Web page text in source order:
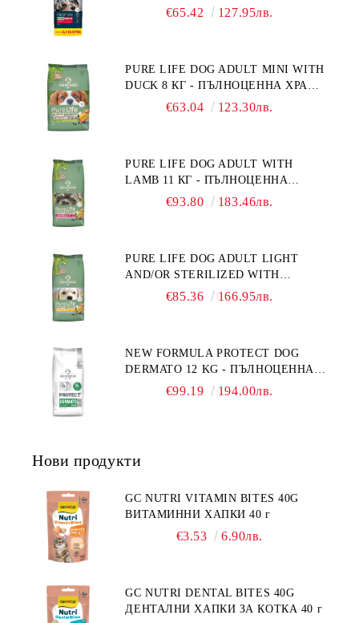
ПЪЛНОЦЕННА ХРАНА ЗА
€65.42 127.95лв.
PURE LIFE DOG ADULT MINI WITH
DUCK 8 КГ - ПЪЛНОЦЕННА ХРАНА
ЗА ПОРАСНАЛИ КУЧЕТА ОТ
ГЛУТЕН. ПРОИЗВЕДЕНА ВЪВ
ФРАНЦИЯ.
€63.04 123.30лв.
PURE LIFE DOG ADULT WITH
LAMB 11 КГ - ПЪЛНОЦЕННА
ХРАНА ЗА ПОРАСНАЛИ КУЧЕТА С
НАД 1 ГОДИНА. БЕЗ ЗЪРНО, БЕЗ
ГЛУТЕН. ПРОИЗВЕДЕНА ВЪВ
ФРАНЦИЯ.
€93.80 183.46лв.
PURE LIFE DOG ADULT LIGHT
AND/OR STERILIZED WITH
CHICKEN 12 КГ - ПЪЛНОЦЕННА
КАСТРИРАНИ КУЧЕТА ОТ ВСИЧКИ
ПОРОДИ НА ВЪЗРАСТ НАД 1
ГОДИНА, С ПИЛЕ. БЕЗ ЗЪРНО, БЕЗ
€85.36 166.95лв.
NEW FORMULA PROTECT DOG
DERMATO 12 KG - ПЪЛНОЦЕННА
ДИЕТИЧНА ХРАНА ЗА КУЧЕТА
ЗАГУБА НА КОЗИНА".
НЕПОНОСИМОСТТА КЪМ НЯКОИ
СЪСТАВКИ И ХРАНИ
€99.19 194.00лв.
Нови продукти
GC NUTRI VITAMIN BITES 40G
ВИТАМИННИ ХАПКИ 40 г
€3.53 6.90лв.
GC NUTRI DENTAL BITES 40G
ДЕНТАЛНИ ХАПКИ ЗА КОТКА 40 г